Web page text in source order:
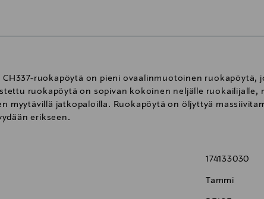
CH337-ruokapöytä on pieni ovaalinmuotoinen ruokapöytä,
ruokapöytä on sopivan kokoinen neljälle
myytävillä jatkopaloilla. Ruokapöytä on öljyttyä
erikseen.
174133030
Tammi